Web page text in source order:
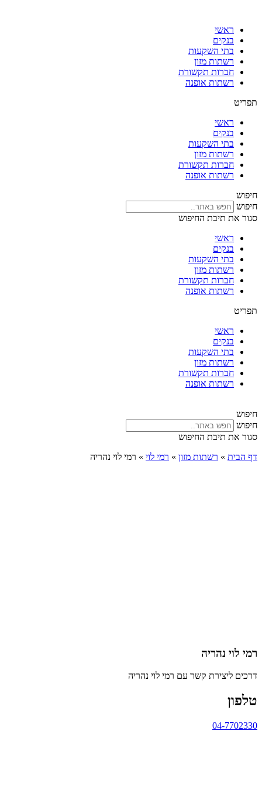
ראשי
בנקים
בתי השקעות
רשתות מזון
חברות תקשורת
רשתות אופנה
תפריט
ראשי
בנקים
בתי השקעות
רשתות מזון
חברות תקשורת
רשתות אופנה
חיפוש
חיפוש
סגור את תיבת החיפוש
ראשי
בנקים
בתי השקעות
רשתות מזון
חברות תקשורת
רשתות אופנה
תפריט
ראשי
בנקים
בתי השקעות
רשתות מזון
חברות תקשורת
רשתות אופנה
חיפוש
חיפוש
סגור את תיבת החיפוש
דף הבית » רשתות מזון » רמי לוי » רמי לוי נהריה
רמי לוי נהריה
דרכים ליצירת קשר עם רמי לוי נהריה
טלפון
04-7702330